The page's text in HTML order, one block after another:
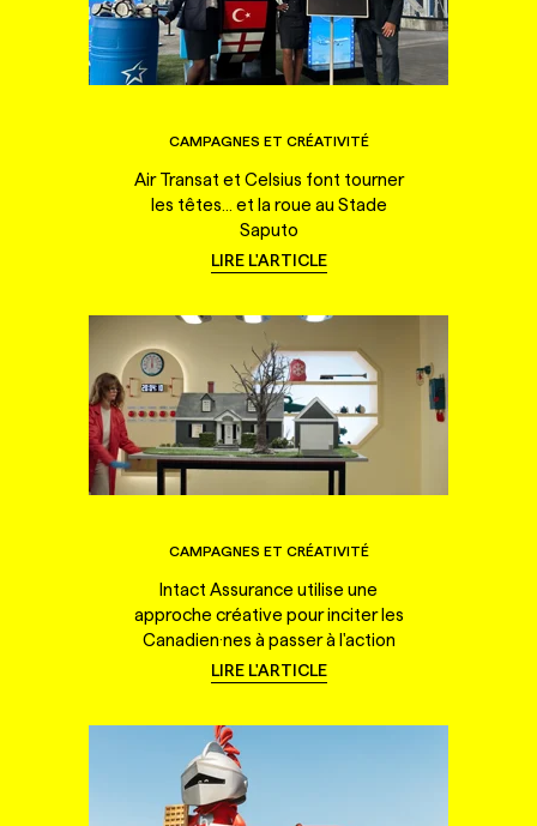
CAMPAGNES ET CRÉATIVITÉ
Air Transat et Celsius font tourner
les têtes... et la roue au Stade
Saputo
LIRE L'ARTICLE
CAMPAGNES ET CRÉATIVITÉ
Intact Assurance utilise une
approche créative pour inciter les
Canadien·nes à passer à l'action
LIRE L'ARTICLE